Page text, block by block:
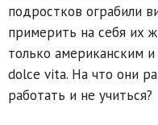
подростков ограбили
примерить на себя их
только американским
dolce vita. На что они
работать и не учиться?